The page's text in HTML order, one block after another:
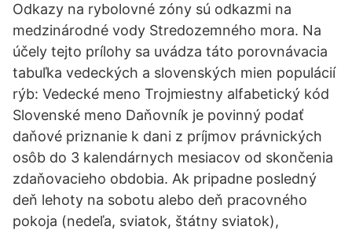
Odkazy na rybolovné zóny sú odkazmi na
medzinárodné vody Stredozemného mora. Na
účely tejto prílohy sa uvádza táto porovnávacia
tabuľka vedeckých a slovenských mien populácií
rýb: Vedecké meno Trojmiestny alfabetický kód
Slovenské meno Daňovník je povinný podať
daňové priznanie k dani z príjmov právnických
osôb do 3 kalendárnych mesiacov od skončenia
zdaňovacieho obdobia. Ak pripadne posledný
deň lehoty na sobotu alebo deň pracovného
pokoja (nedeľa, sviatok, štátny sviatok),